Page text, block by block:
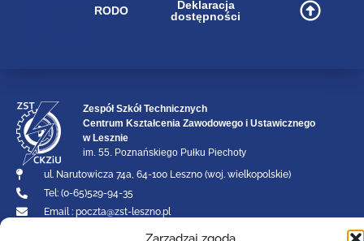
RODO
Deklaracja
dostępności
Zespół Szkół Technicznych
Centrum Kształcenia Zawodowego i Ustawicznego
w Lesznie
im. 55. Poznańskiego Pułku Piechoty
ul. Narutowicza 74a, 64-100 Leszno (woj. wielkopolskie)
Tel: (0-65)529-94-35
Email : poczta@zst-leszno.pl
E-doręczenia AE:PL - 23788-92630-AVTBI - 16